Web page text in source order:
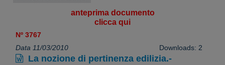
anteprima documento
clicca qui
Nº 3767
Data 11/03/2010
Downloads: 2
La nozione di pertinenza edilizia.-